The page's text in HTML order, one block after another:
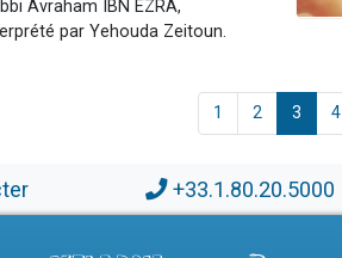
Avraham IBN EZRA,
par Yehouda Zeitoun.
1 2 3 4
+33.1.80.20.5000